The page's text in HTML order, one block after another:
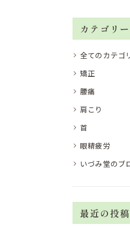
カテゴリー
全てのカテゴ
矯正
腰痛
肩こり
首
眼精疲労
いづみ堂のブ
最近の投稿